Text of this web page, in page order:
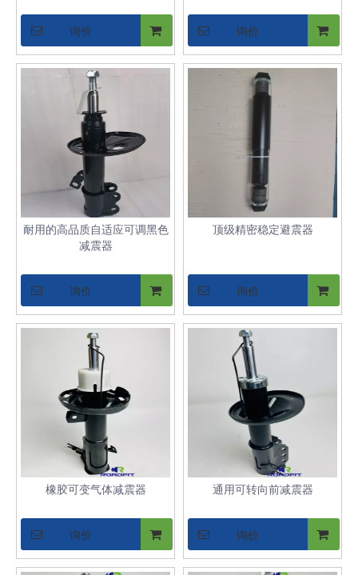
询价 询价
耐用的高品质自适应可调黑色
减震器
询价
顶级精密稳定避震器
询价
橡胶可变气体减震器
询价
通用可转向前减震器
询价